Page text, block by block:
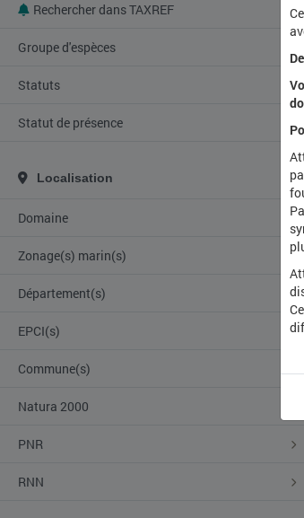
Rechercher dans TAXREF
Groupe d'espèces
Statuts
Statut de présence
Localisation
Domaine
Zonage(s) marin(s)
Département(s)
EPCI(s)
Commune(s)
Natura 2000
PNR
RNN